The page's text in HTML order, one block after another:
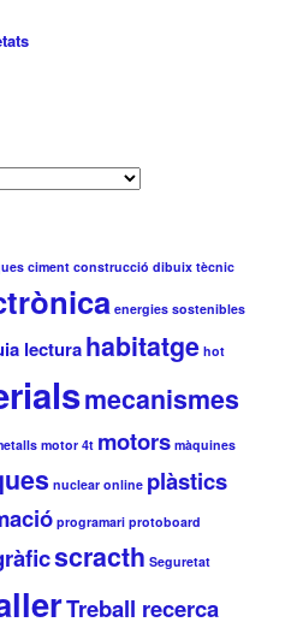
ciment construcció dibuix tècnic
energies sostenibles
lecturahabitatge hot
mecanismes
motor 4t motors màquines
nuclear online plàstics
programari protoboard
scracth Seguretat
Treball recerca